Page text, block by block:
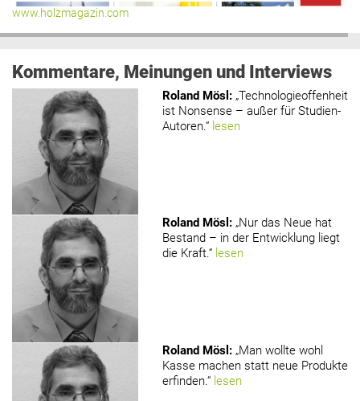
www.holzmagazin.com
Kommentare, Meinungen und Interviews
Roland Mösl : „Technologieoffenheit
ist Nonsense – außer für Studien-
Autoren.“ lesen
Roland Mösl : „Nur das Neue hat
Bestand – in der Entwicklung liegt
die Kraft.“ lesen
Roland Mösl : „Man wollte wohl
Kasse machen statt neue Produkte
erfinden.“ lesen